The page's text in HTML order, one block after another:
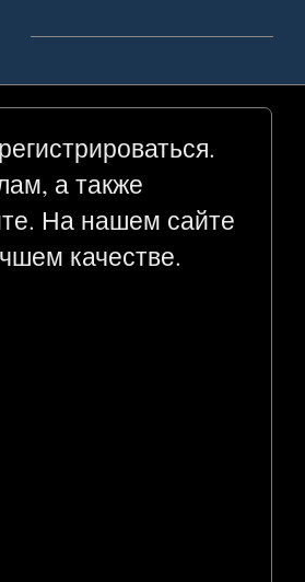
а также
На нашем сайте
качестве.